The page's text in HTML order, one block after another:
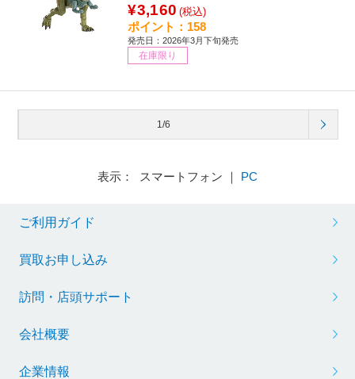
¥3,160 (税込)
ポイント：158
発売日：2026年3月下旬発売
在庫限り
1/6
表示： スマートフォン ｜ PC
ご利用ガイド
買取お申し込み
訪問・店頭サポート
会社概要
企業情報